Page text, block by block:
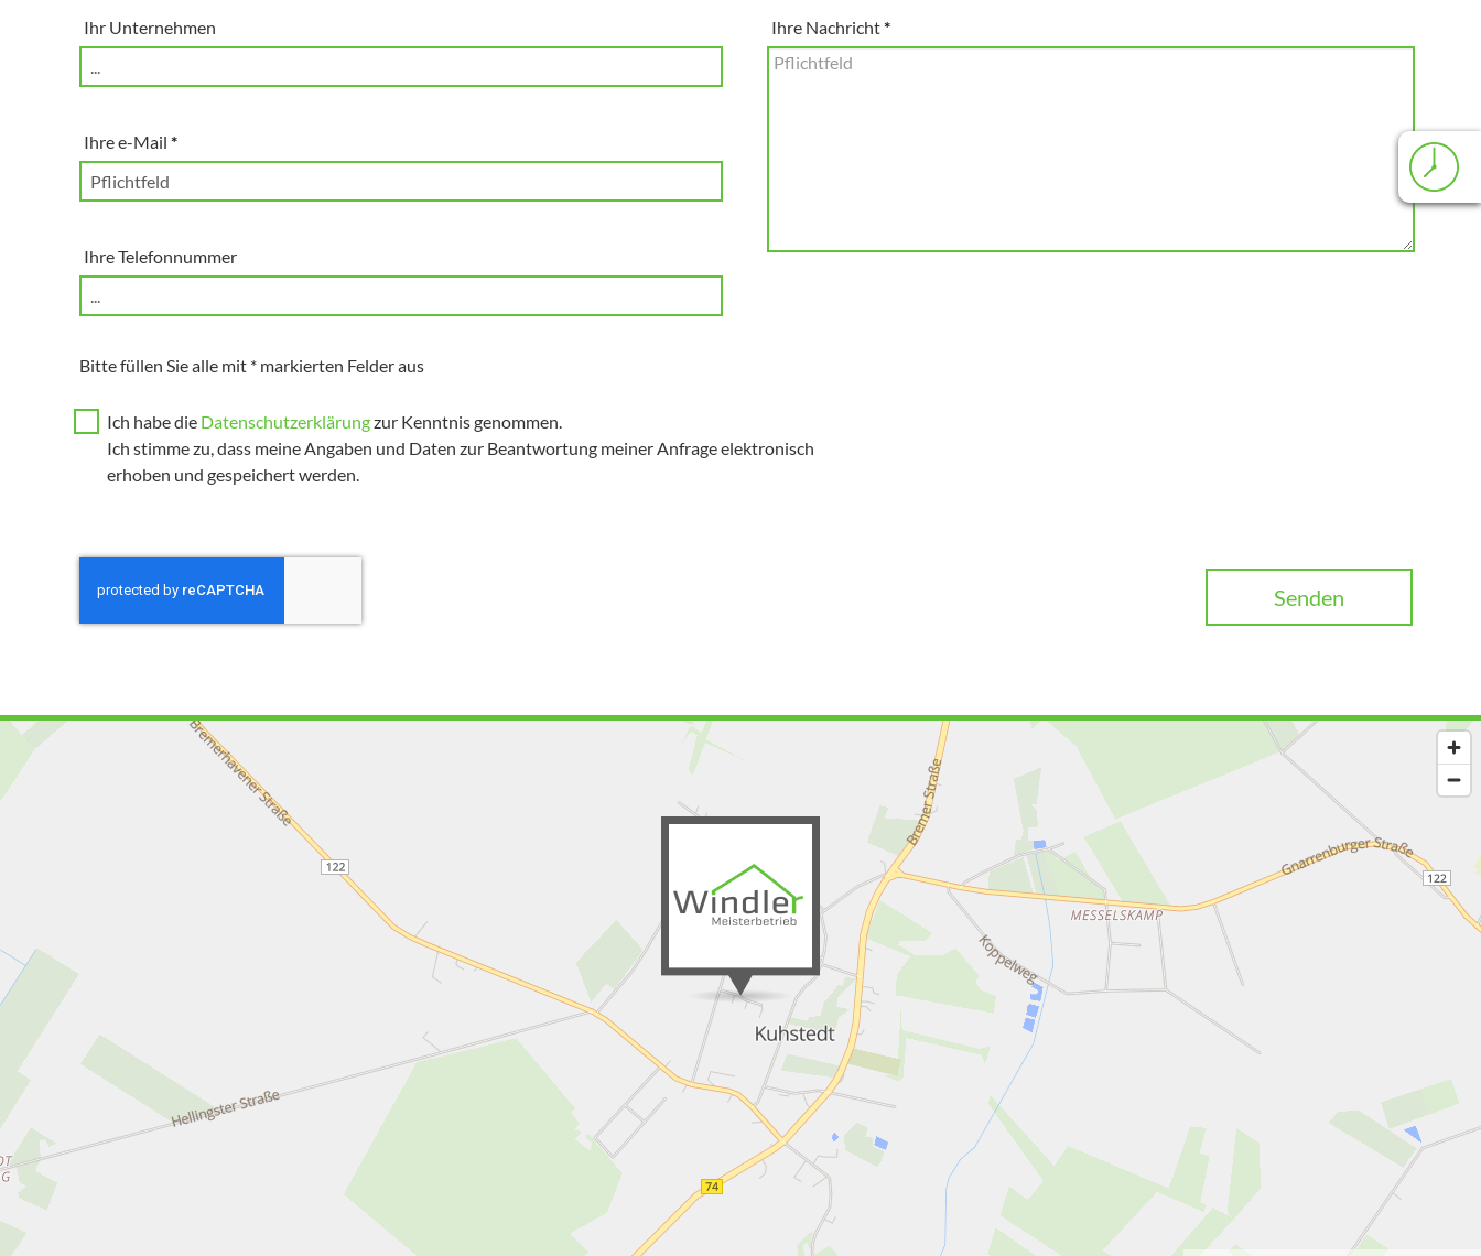
Ihr Unternehmen
Ihre e-Mail *
Ihre Telefonnummer
Bitte füllen Sie alle mit * markierten Felder aus
Ihre Nachricht*
Ich habe die Datenschutzerklärungzur Kenntnis genommen.
Ich stimme zu, dass meine Angaben und Daten zur Beantwortung meiner Anfrage elektronisch
erhoben und gespeichert werden.
Senden